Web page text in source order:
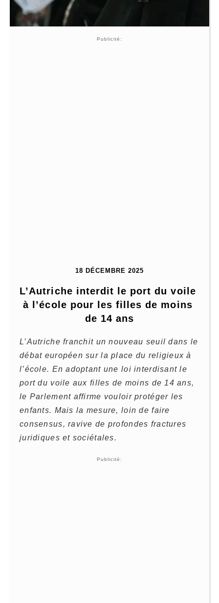
Publicité:
18 DÉCEMBRE 2025
L’Autriche interdit le port du voile
à l’école pour les filles de moins
de 14 ans
L’Autriche franchit un nouveau seuil dans le
débat européen sur la place du religieux à
l’école. En adoptant une loi interdisant le
port du voile aux filles de moins de 14 ans,
le Parlement affirme vouloir protéger les
enfants. Mais la mesure, loin de faire
consensus, ravive de profondes fractures
juridiques et sociétales.
Publicité: